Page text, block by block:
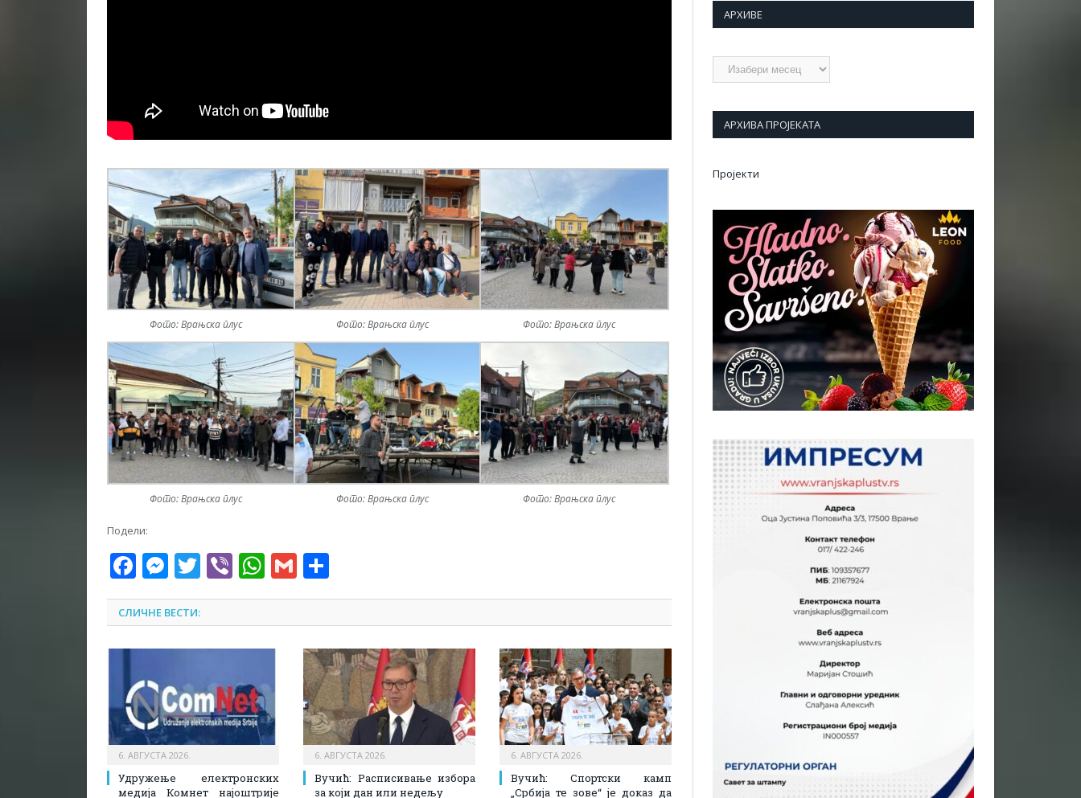
Фото: Врањска плус Фото: Врањска плус Фото: Врањска плус
Фото: Врањска плус Фото: Врањска плус Фото: Врањска плус
Подели:
Facebook
Messenger
Twitter
ViberWhatsApp
Gmail
СЛИЧНЕ ВЕСТИ:
6. АВГУСТА 2026.
Удружење електронских
медија Комнет најоштрије
6. АВГУСТА 2026.
Вучић: Расписивање избора
за који дан или недељу
6. АВГУСТА 2026.
Вучић: Спортски камп
„Србија те зове“ је доказ да
АРХИВЕ
Архиве
АРХИВА ПРОЈЕКАТА
Пројекти